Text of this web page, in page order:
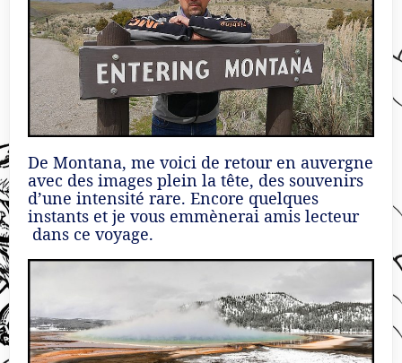
De Montana, me voici de retour en auvergne
avec des images plein la tête, des souvenirs
d’une intensité rare. Encore quelques
instants et je vous emmènerai amis lecteur
dans ce voyage.